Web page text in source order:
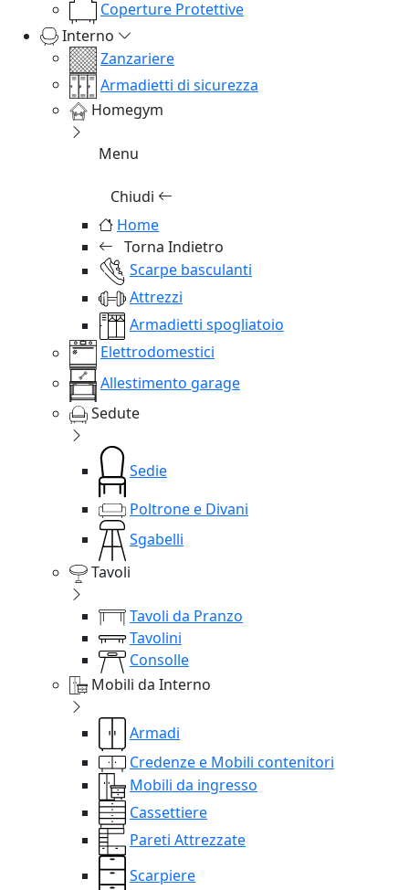
Coperture Protettive
Interno
Zanzariere
Armadietti di sicurezza
Homegym
Menu
Chiudi
Home
Torna Indietro
Scarpe basculanti
Attrezzi
Armadietti spogliatoio
Elettrodomestici
Allestimento garage
Sedute
Sedie
Poltrone e Divani
Sgabelli
Tavoli
Tavoli da Pranzo
Tavolini
Consolle
Mobili da Interno
Armadi
Credenze e Mobili contenitori
Mobili da ingresso
Cassettiere
Pareti Attrezzate
Scarpiere